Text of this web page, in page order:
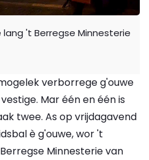
't Berregse Minnesterie
verborrege g'ouwe
Mar één en één is
twee. As op vrijdagavend
è g'ouwe, wor 't
Minnesterie van